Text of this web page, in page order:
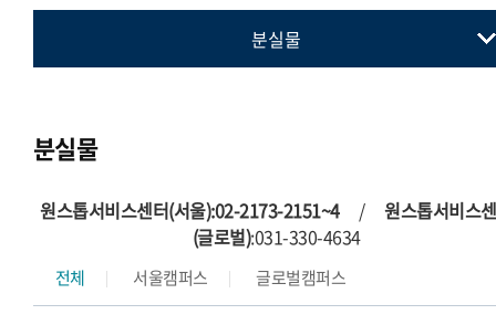
분실물
분실물
원스톱서비스센터(서울):02-2173-2151~4 /원스톱서비스
(글로벌):031-330-4634
전체 서울캠퍼스 글로벌캠퍼스